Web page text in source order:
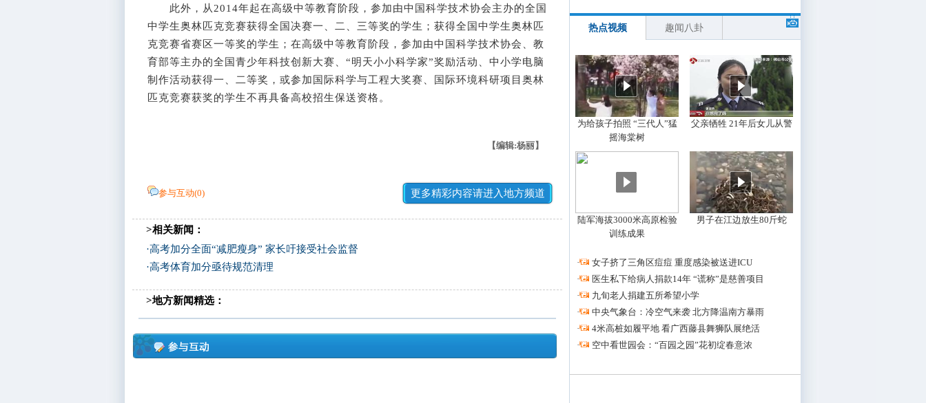
此外，从2014年起在高级中等教育阶段，参加由中国科学技术协会主办的全国
中学生奥林匹克竞赛获得全国决赛一、二、三等奖的学生；获得全国中学生奥林匹
克竞赛省赛区一等奖的学生；在高级中等教育阶段，参加由中国科学技术协会、教
育部等主办的全国青少年科技创新大赛、“明天小小科学家”奖励活动、中小学电脑
制作活动获得一、二等奖，或参加国际科学与工程大奖赛、国际环境科研项目奥林
匹克竞赛获奖的学生不再具备高校招生保送资格。
【编辑:杨丽】
参与互动(0) 更多精彩内容请进入地方频道
>相关新闻：
·高考加分全面“减肥瘦身” 家长吁接受社会监督
·高考体育加分亟待规范清理
>地方新闻精选：
热点视频 趣闻八卦
为给孩子拍照 “三代人”猛
摇海棠树
父亲牺牲 21年后女儿从警
陆军海拔3000米高原检验
训练成果
男子在江边放生80斤蛇
·
女子挤了三角区痘痘 重度感染被送进ICU
·
医生私下给病人捐款14年 “谎称”是慈善项目
·
九旬老人捐建五所希望小学
·
中央气象台：冷空气来袭 北方降温南方暴雨
·
4米高桩如履平地 看广西藤县舞狮队展绝活
·
空中看世园会：“百园之园”花初绽春意浓